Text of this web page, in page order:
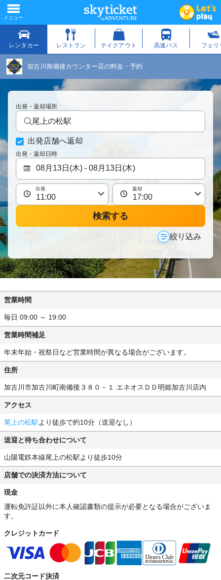
加古川南備後カウンター店の料金・予約
出発・返却場所
尾上の松駅
出発店舗へ返却
出発・返却日時
出発 返却
検索する
絞り込み
営業時間
毎日 09:00 ～ 19:00
営業時間補足
年末年始・祝祭日など営業時間が異なる場合がございます。
住所
加古川市加古川町南備後３８０－１ エネオスＤＤ明姫加古川店内
アクセス
尾上の松駅より徒歩で約10分（送迎なし）
送迎と待ち合わせについて
山陽電鉄本線尾上の松駅より徒歩10分
店舗での決済方法について
現金
運転免許証以外に本人確認書類の提示が必要となる場合がございま
す。
クレジットカード
二次元コード決済